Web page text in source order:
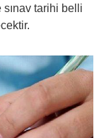
tarihi belli